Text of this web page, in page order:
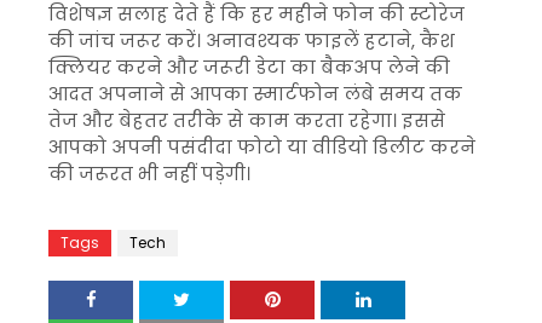
विशेषज्ञ सलाह देते हैं कि हर महीने फोन की स्टोरेज
की जांच जरूर करें। अनावश्यक फाइलें हटाने, कैश
क्लियर करने और जरूरी डेटा का बैकअप लेने की
आदत अपनाने से आपका स्मार्टफोन लंबे समय तक
तेज और बेहतर तरीके से काम करता रहेगा। इससे
आपको अपनी पसंदीदा फोटो या वीडियो डिलीट करने
की जरूरत भी नहीं पड़ेगी।
Tags Tech